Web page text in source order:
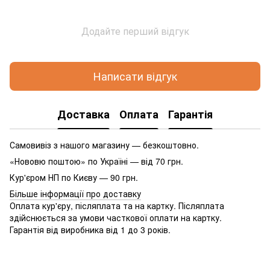
Додайте перший відгук
Написати відгук
Доставка Оплата Гарантія
Самовивіз з нашого магазину — безкоштовно.
«Нововю поштою» по Україні — від 70 грн.
Кур'єром НП по Києву — 90 грн.
Більше інформації про доставку
Оплата кур'єру, післяплата та на картку. Післяплата
здійснюється за умови часткової оплати на картку.
Гарантія від виробника від 1 до 3 років.